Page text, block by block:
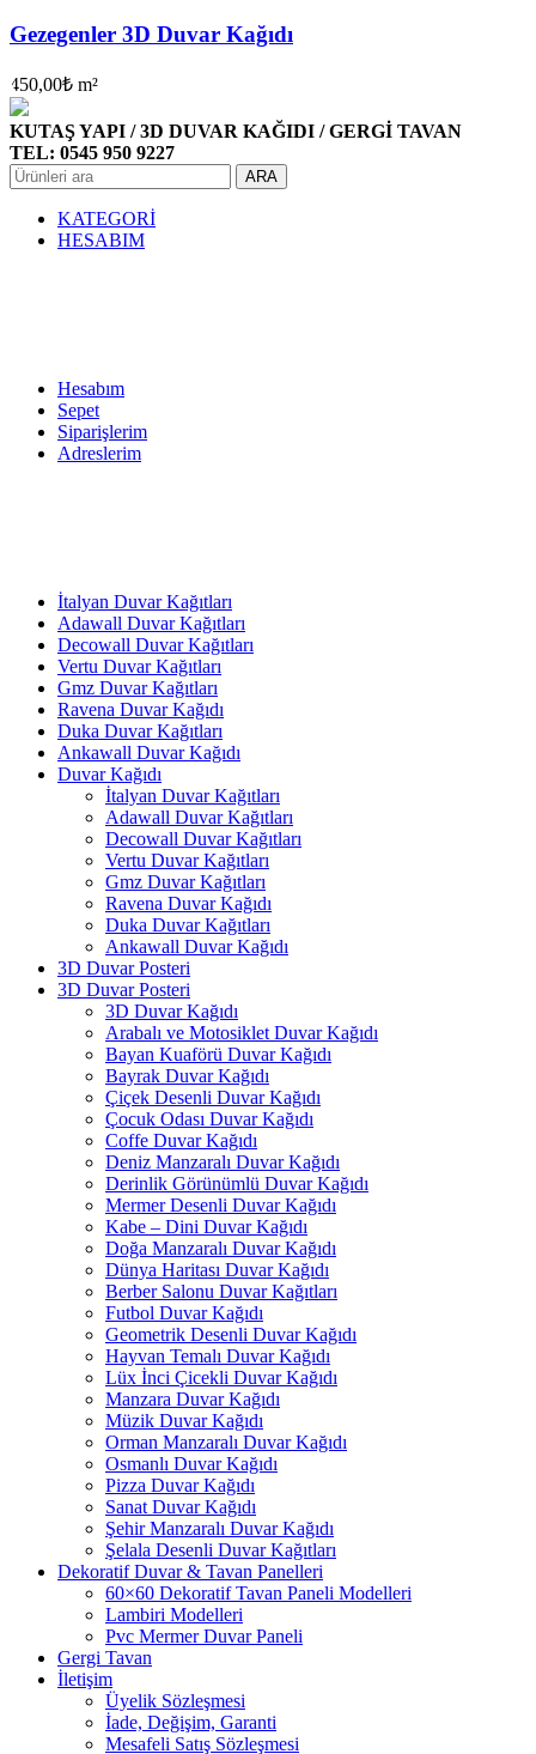
Gezegenler 3D Duvar Kağıdı
450,00₺ m²
KUTAŞ YAPI / 3D DUVAR KAĞIDI / GERGİ TAVAN
TEL: 0545 950 9227
ARA
KATEGORİ
HESABIM
Hesabım
Sepet
Siparişlerim
Adreslerim
İtalyan Duvar Kağıtları
Adawall Duvar Kağıtları
Decowall Duvar Kağıtları
Vertu Duvar Kağıtları
Gmz Duvar Kağıtları
Ravena Duvar Kağıdı
Duka Duvar Kağıtları
Ankawall Duvar Kağıdı
Duvar Kağıdı
İtalyan Duvar Kağıtları
Adawall Duvar Kağıtları
Decowall Duvar Kağıtları
Vertu Duvar Kağıtları
Gmz Duvar Kağıtları
Ravena Duvar Kağıdı
Duka Duvar Kağıtları
Ankawall Duvar Kağıdı
3D Duvar Posteri
3D Duvar Posteri
3D Duvar Kağıdı
Arabalı ve Motosiklet Duvar Kağıdı
Bayan Kuaförü Duvar Kağıdı
Bayrak Duvar Kağıdı
Çiçek Desenli Duvar Kağıdı
Çocuk Odası Duvar Kağıdı
Coffe Duvar Kağıdı
Deniz Manzaralı Duvar Kağıdı
Derinlik Görünümlü Duvar Kağıdı
Mermer Desenli Duvar Kağıdı
Kabe – Dini Duvar Kağıdı
Doğa Manzaralı Duvar Kağıdı
Dünya Haritası Duvar Kağıdı
Berber Salonu Duvar Kağıtları
Futbol Duvar Kağıdı
Geometrik Desenli Duvar Kağıdı
Hayvan Temalı Duvar Kağıdı
Lüx İnci Çicekli Duvar Kağıdı
Manzara Duvar Kağıdı
Müzik Duvar Kağıdı
Orman Manzaralı Duvar Kağıdı
Osmanlı Duvar Kağıdı
Pizza Duvar Kağıdı
Sanat Duvar Kağıdı
Şehir Manzaralı Duvar Kağıdı
Şelala Desenli Duvar Kağıtları
Dekoratif Duvar & Tavan Panelleri
60×60 Dekoratif Tavan Paneli Modelleri
Lambiri Modelleri
Pvc Mermer Duvar Paneli
Gergi Tavan
İletişim
Üyelik Sözleşmesi
İade, Değişim, Garanti
Mesafeli Satış Sözleşmesi